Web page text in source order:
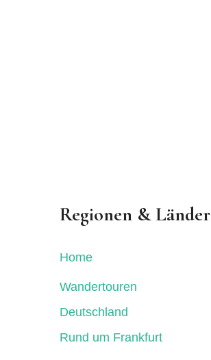
Regionen & Länder
Home
Wandertouren
Deutschland
Rund um Frankfurt